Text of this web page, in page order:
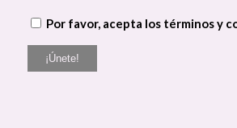
Por favor, acepta los términos y